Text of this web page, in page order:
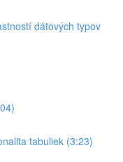
dátových typov
tabuliek (3:23)